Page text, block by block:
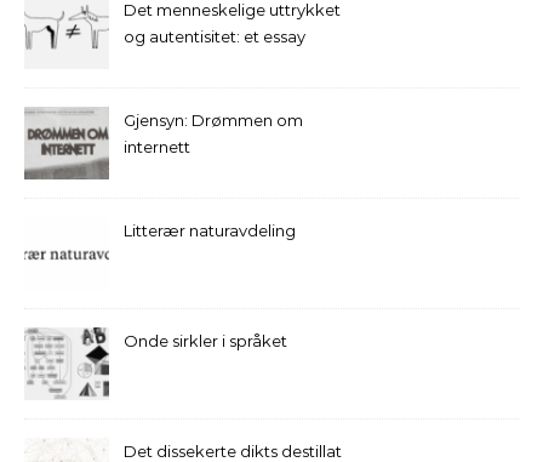
Det menneskelige uttrykket
og autentisitet: et essay
Gjensyn: Drømmen om
internett
Litterær naturavdeling
Onde sirkler i språket
Det dissekerte dikts destillat